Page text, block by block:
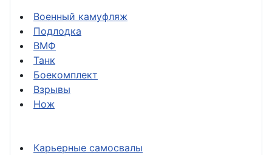
Военный камуфляж
Подлодка
ВМФ
Танк
Боекомплект
Взрывы
Нож
Карьерные самосвалы